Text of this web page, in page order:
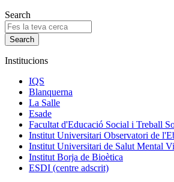
Search
Institucions
IQS
Blanquerna
La Salle
Esade
Facultat d'Educació Social i Treball
Institut Universitari Observatori de
Institut Universitari de Salut Mental
Institut Borja de Bioètica
ESDI (centre adscrit)